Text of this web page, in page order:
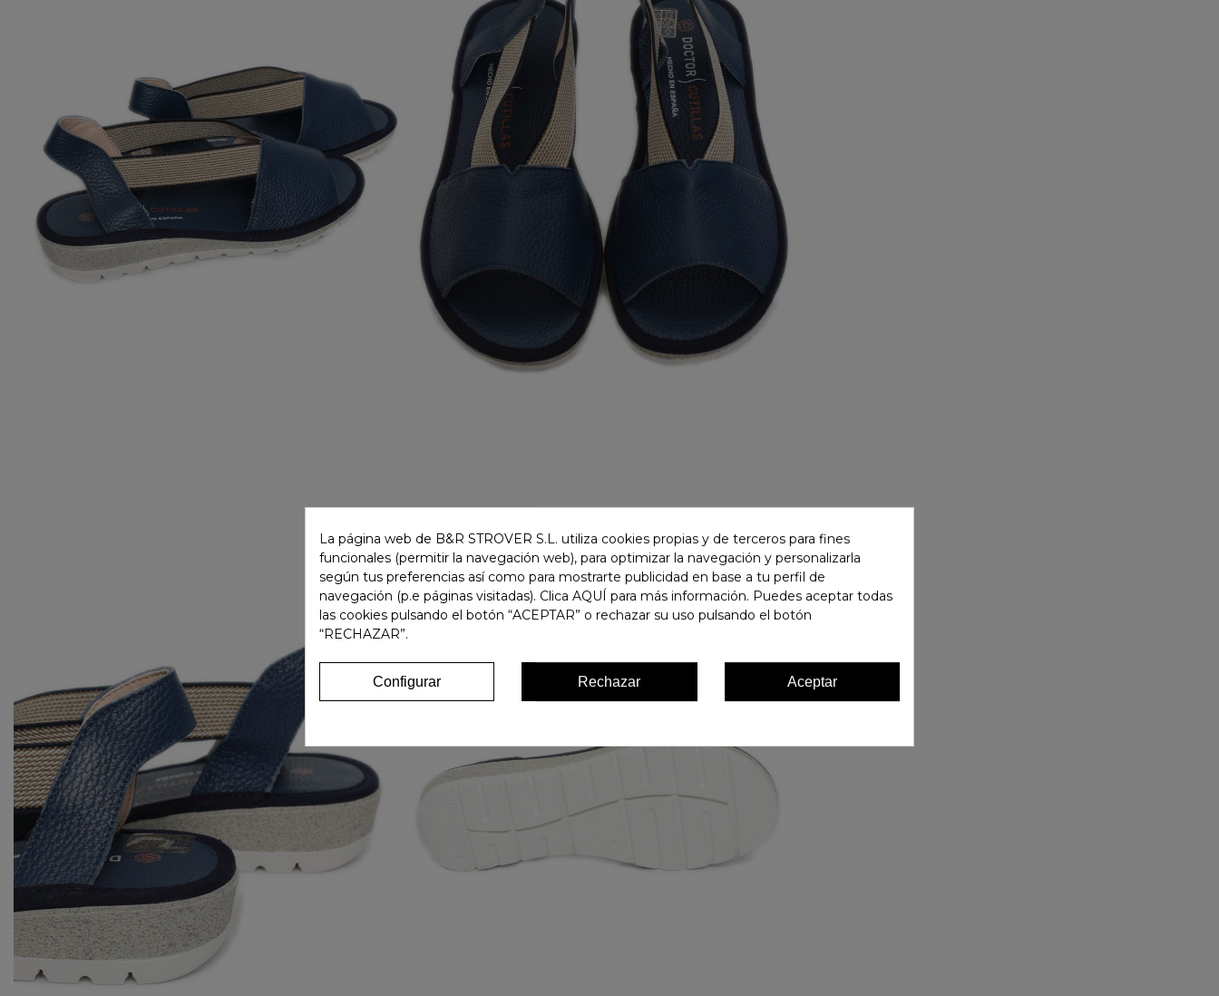
La página web de B&R STROVER S.L. utiliza cookies propias y de terceros para fines
funcionales (permitir la navegación web), para optimizar la navegación y personalizarla
según tus preferencias así como para mostrarte publicidad en base a tu perfil de
navegación (p.e páginas visitadas). Clica AQUÍ para más información. Puedes aceptar todas
las cookies pulsando el botón “ACEPTAR” o rechazar su uso pulsando el botón
“RECHAZAR”.
Configurar Rechazar Aceptar